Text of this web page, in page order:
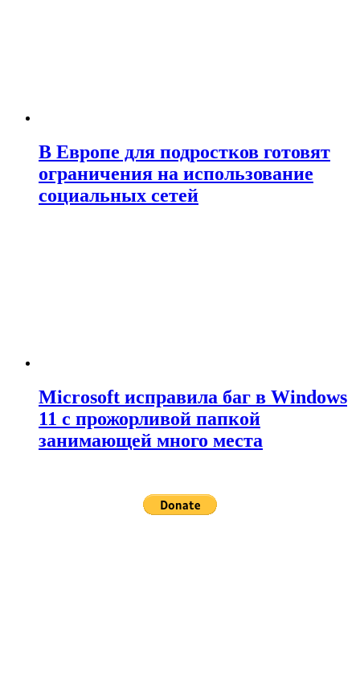
В Европе для подростков готовят
ограничения на использование
социальных сетей
Microsoft исправила баг в Windows
11 с прожорливой папкой
занимающей много места